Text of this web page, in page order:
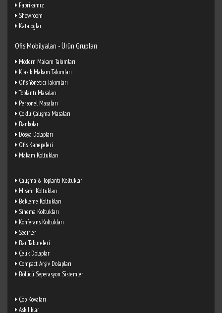
Fabrikamız
Showroom
Kataloglar
Ofis Mobilyaları - Ürün Grupları
Modern Makam Takımları
Klasik Makam Takımları
Ofis Yönetici Takımları
Toplantı Masaları
Personel Masaları
Çoklu Çalışma Masaları
Bankolar
Dosya Dolapları
Ofis Kanepeleri
Makam Koltukları
Çalışma & Toplantı Koltukları
Misafir Koltukları
Bekleme Koltukları
Sinema Koltukları
Konferans Koltukları
Sedirler
Bar Tabureleri
Çelik Dolaplar
Compact Arşiv Dolapları
Bölücü Seperasyon Sistemleri
Çöp Kovaları
Askılıklar